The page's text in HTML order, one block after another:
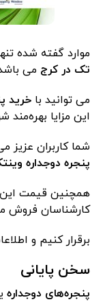
موارد گفته شده
تک در کرج می‌
می ‌توانید باخرید
این مزایا بهره‌مند
شما کاربران
پنجره دوجداره
همچنین قیمت این
کارشناسان فروش
برقرار کنیم و
سخن پایانی
پنجره‌های دوجداره